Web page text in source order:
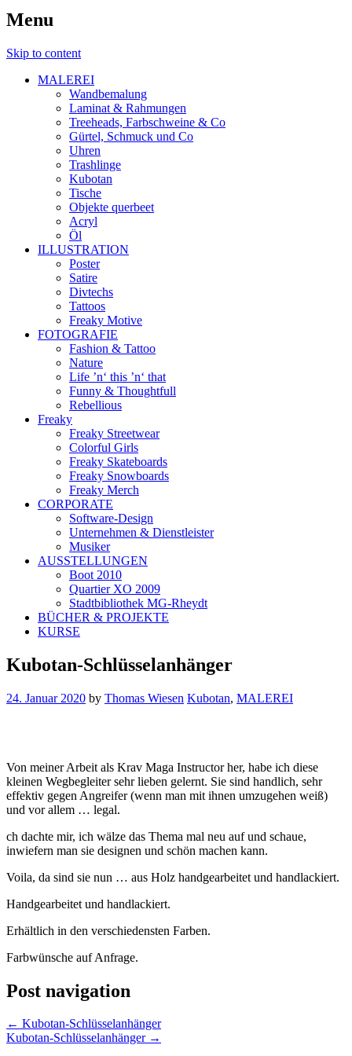
Menu
Skip to content
MALEREI
Wandbemalung
Laminat & Rahmungen
Treeheads, Farbschweine & Co
Gürtel, Schmuck und Co
Uhren
Trashlinge
Kubotan
Tische
Objekte querbeet
Acryl
Öl
ILLUSTRATION
Poster
Satire
Divtechs
Tattoos
Freaky Motive
FOTOGRAFIE
Fashion & Tattoo
Nature
Life ’n‘ this ’n‘ that
Funny & Thoughtfull
Rebellious
Freaky
Freaky Streetwear
Colorful Girls
Freaky Skateboards
Freaky Snowboards
Freaky Merch
CORPORATE
Software-Design
Unternehmen & Dienstleister
Musiker
AUSSTELLUNGEN
Boot 2010
Quartier XO 2009
Stadtbibliothek MG-Rheydt
BÜCHER & PROJEKTE
KURSE
Kubotan-Schlüsselanhänger
24. Januar 2020 by Thomas Wiesen Kubotan, MALEREI
Von meiner Arbeit als Krav Maga Instructor her, habe ich diese
kleinen Wegbegleiter sehr lieben gelernt. Sie sind handlich, sehr
effektiv gegen Angreifer (wenn man mit ihnen umzugehen weiß)
und vor allem … legal.
ch dachte mir, ich wälze das Thema mal neu auf und schaue,
inwiefern man sie designen und schön machen kann.
Voila, da sind sie nun … aus Holz handgearbeitet und handlackiert.
Handgearbeitet und handlackiert.
Erhältlich in den verschiedensten Farben.
Farbwünsche auf Anfrage.
Post navigation
← Kubotan-Schlüsselanhänger
Kubotan-Schlüsselanhänger →